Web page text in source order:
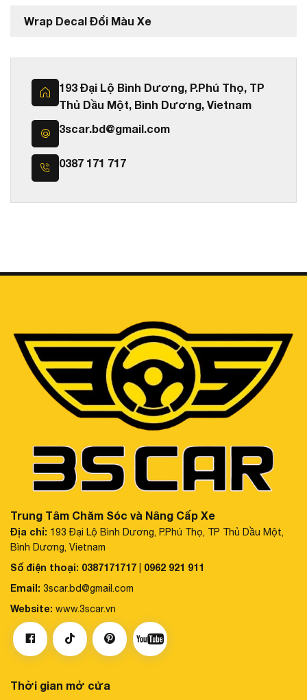
Wrap Decal Đổi Màu Xe
193 Đại Lộ Bình Dương, P.Phú Thọ, TP
Thủ Dầu Một, Bình Dương, Vietnam
3scar.bd@gmail.com
0387 171 717
Trung Tâm Chăm Sóc và Nâng Cấp Xe
Địa chỉ: 193 Đại Lộ Bình Dương, P.Phú Thọ, TP Thủ Dầu Một,
Bình Dương, Vietnam
Số điện thoại: 0387171717
0962 921 911
Email: 3scar.bd@gmail.com
Website: www.3scar.vn
Thời gian mở cửa